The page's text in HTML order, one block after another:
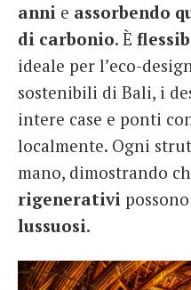
anni e assorbendo
di carbonio. È
ideale per l’eco-
sostenibili di Bali, i
intere case e ponti
localmente. Ogni
mano, dimostrando
rigenerativi
lussuosi.